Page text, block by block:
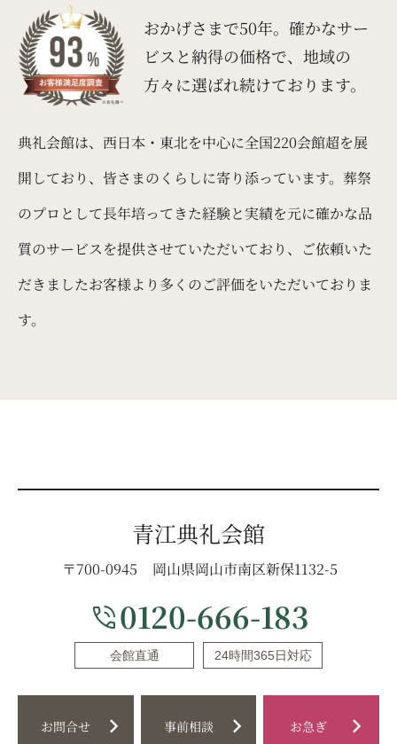
おかげさまで50年。確かなサー
ビスと納得の価格で、地域の
方々に選ばれ続けております。
典礼会館は、西日本・東北を中心に全国220会館超を展
開しており、皆さまのくらしに寄り添っています。葬祭
のプロとして長年培ってきた経験と実績を元に確かな品
質のサービスを提供させていただいており、ご依頼いた
だきましたお客様より多くのご評価をいただいておりま
す。
青江典礼会館
〒700-0945 岡山県岡山市南区新保1132-5
phone_in_talk0120-666-183
会館直通 24時間365日対応
お問合せ chevron_right 事前相談 chevron_right お急ぎ chevron_right